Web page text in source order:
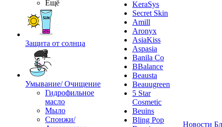
Ещё
Защита от солнца
Умывание/ Очищение
Гидрофильное
масло
Мыло
Спонжи/
KeraSys
Secret Skin
Amill
Aronyx
AsiaKiss
Aspasia
Banila Co
BBalance
Beausta
Beauugreen
5 Star
Cosmetic
Beuins
Bling Pop
Новости